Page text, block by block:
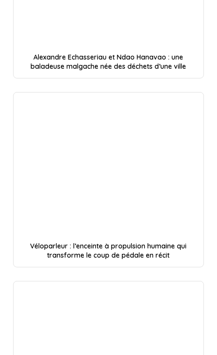
Alexandre Echasseriau et Ndao Hanavao : une
baladeuse malgache née des déchets d’une ville
Véloparleur : l’enceinte à propulsion humaine qui
transforme le coup de pédale en récit